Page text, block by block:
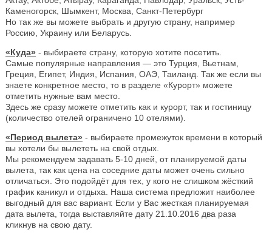
Каменогорск, Шымкент, Москва, Санкт-Петербург
Но так же вы можете выбрать и другую страну, например
Россию, Украину или Беларусь.
«Куда» - выбираете страну, которую хотите посетить.
Самые популярные направления — это Турция, Вьетнам,
Греция, Египет, Индия, Испания, ОАЭ, Таиланд. Так же если вы
знаете конкретное место, то в разделе «Курорт» можете
отметить нужные вам место.
Здесь же сразу можете отметить как и курорт, так и гостиницу
(количество отелей ограничено 10 отелями).
«Период вылета» - выбираете промежуток времени в который
вы хотели бы вылететь на свой отдых.
Мы рекомендуем задавать 5-10 дней, от планируемой даты
вылета, так как цена на соседние даты может очень сильно
отличаться. Это подойдёт для тех, у кого не слишком жёсткий
график каникул и отдыха. Наша система предложит наиболее
выгодный для вас вариант. Если у Вас жесткая планируемая
дата вылета, тогда выставляйте дату 21.10.2016 два раза
кликнув на свою дату.